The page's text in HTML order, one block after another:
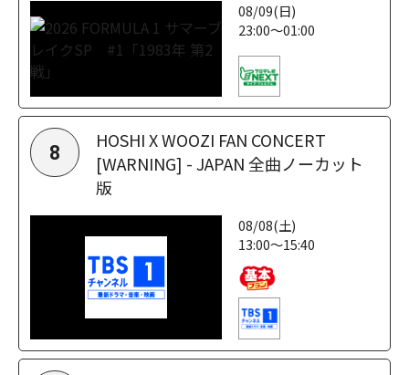
08/09(日)
23:00～01:00
8
HOSHI X WOOZI FAN CONCERT
[WARNING] - JAPAN 全曲ノーカット
版
08/08(土)
13:00～15:40